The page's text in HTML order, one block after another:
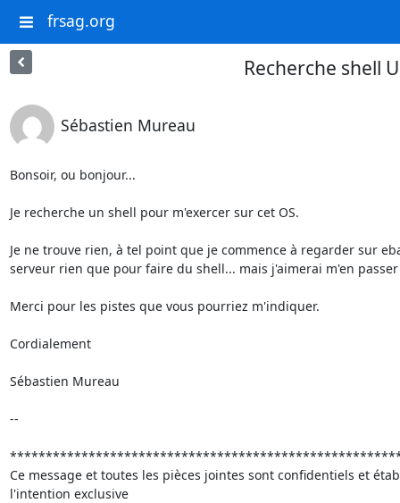
frsag.org
Recherche shell
Sébastien Mureau
Bonsoir, ou bonjour...
Je recherche un shell pour m'exercer sur cet OS.
Je ne trouve rien, à tel point que je commence à regarder sur
serveur rien que pour faire du shell... mais j'aimerai m'en passer
Merci pour les pistes que vous pourriez m'indiquer.
Cordialement
Sébastien Mureau
--
Ce message et toutes les pièces jointes sont confidentiels et
l'intention exclusive